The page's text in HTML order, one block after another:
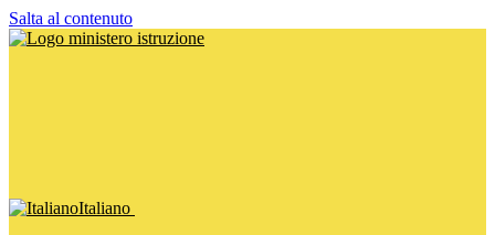
Salta al contenuto
Italiano